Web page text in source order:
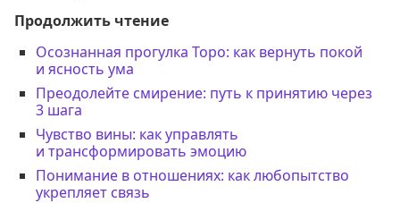
Продолжить чтение
Осознанная прогулка Торо: как вернуть покой
и ясность ума
Преодолейте смирение: путь к принятию через
3 шага
Чувство вины: как управлять
и трансформировать эмоцию
Понимание в отношениях: как любопытство
укрепляет связь